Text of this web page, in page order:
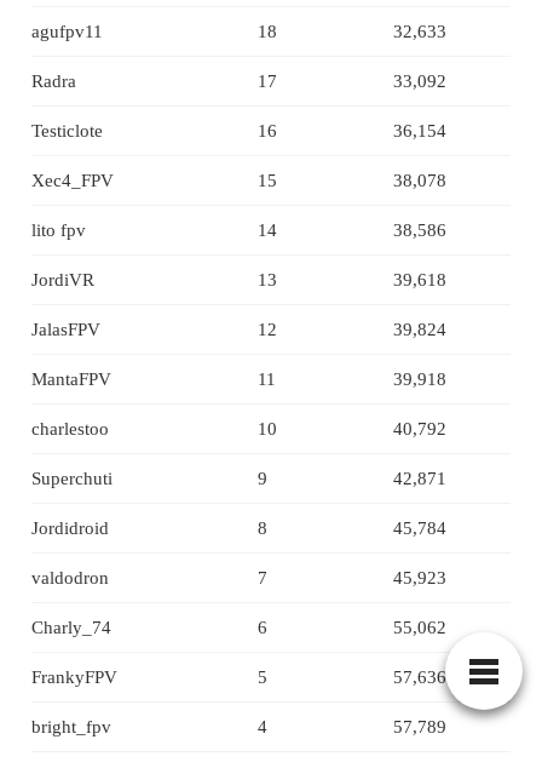
agufpv11 18 32,633
Radra 17 33,092
Testiclote 16 36,154
Xec4_FPV 15 38,078
lito fpv 14 38,586
JordiVR 13 39,618
JalasFPV 12 39,824
MantaFPV 11 39,918
charlestoo 10 40,792
Superchuti 9 42,871
Jordidroid 8 45,784
valdodron 7 45,923
Charly_74 6 55,062
FrankyFPV 5 57,636
bright_fpv 4 57,789